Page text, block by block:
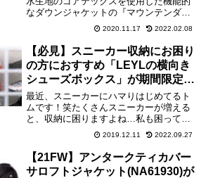
なダウンジャケットの『マウンテンダウ
ンジャケット(ND91930)』セレクトショ
ップの『BEAMS』さんで販売が始まりま
したのでご紹介させて頂きます！『ブ...
2020.11.17 2022.02.08
【必見】スニーカー収納にお困り
の方におすすめ「LEYLの横向き
シューズボックス」が期間限定で
レビューを書くともう一個もらえ
ます
最近、スニーカーにハマりはじめてるト
ムです！笑たくさんスニーカーが増える
と、収納に困りますよね…私も困ってい
てた時に、楽天市場で探していたら自分
が求めていた物が見つかり、ぜひ皆様に
もお伝えさせて頂ければと思い、ご紹介
させて頂きます！楽天ショ...
2019.12.11 2022.09.27
【21FW】アンタークティカバー
サロフトジャケット(NA61930)が